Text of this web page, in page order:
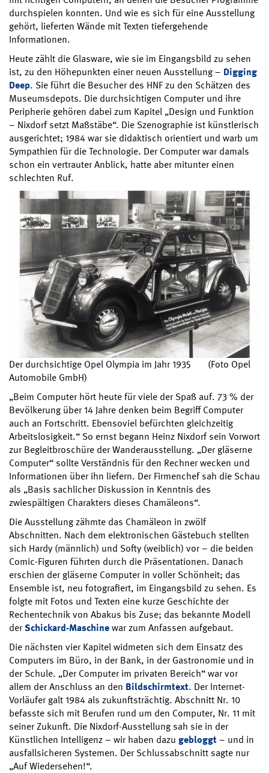
durchspielen konnten. Und wie es sich für eine Ausstellung
gehört, lieferten Wände mit Texten tiefergehende
Informationen.
Heute zählt die Glasware, wie sie im Eingangsbild zu sehen
ist, zu den Höhepunkten einer neuen Ausstellung – Digging
Deep. Sie führt die Besucher des HNF zu den Schätzen des
Museumsdepots. Die durchsichtigen Computer und ihre
Peripherie gehören dabei zum Kapitel „Design und Funktion
– Nixdorf setzt Maßstäbe“. Die Szenographie ist künstlerisch
ausgerichtet; 1984 war sie didaktisch orientiert und warb um
Sympathien für die Technologie. Der Computer war damals
schon ein vertrauter Anblick, hatte aber mitunter einen
schlechten Ruf.
Der durchsichtige Opel Olympia im Jahr 1935 (Foto Opel
Automobile GmbH)
„Beim Computer hört heute für viele der Spaß auf. 73 % der
Bevölkerung über 14 Jahre denken beim Begriff Computer
auch an Fortschritt. Ebensoviel befürchten gleichzeitig
Arbeitslosigkeit.“ So ernst begann Heinz Nixdorf sein Vorwort
zur Begleitbroschüre der Wanderausstellung. „Der gläserne
Computer“ sollte Verständnis für den Rechner wecken und
Informationen über ihn liefern. Der Firmenchef sah die Schau
als „Basis sachlicher Diskussion in Kenntnis des
zwiespältigen Charakters dieses Chamäleons“.
Die Ausstellung zähmte das Chamäleon in zwölf
Abschnitten. Nach dem elektronischen Gästebuch stellten
sich Hardy (männlich) und Softy (weiblich) vor – die beiden
Comic-Figuren führten durch die Präsentationen. Danach
erschien der gläserne Computer in voller Schönheit; das
Ensemble ist, neu fotografiert, im Eingangsbild zu sehen. Es
folgte mit Fotos und Texten eine kurze Geschichte der
Rechentechnik von Abakus bis Zuse; das bekannte Modell
derSchickard-Maschinewar zum Anfassen aufgebaut.
Die nächsten vier Kapitel widmeten sich dem Einsatz des
Computers im Büro, in der Bank, in der Gastronomie und in
der Schule. „Der Computer im privaten Bereich“ war vor
allem der Anschluss an den Bildschirmtext. Der Internet-
Vorläufer galt 1984 als zukunftsträchtig. Abschnitt Nr. 10
befasste sich mit Berufen rund um den Computer, Nr. 11 mit
seiner Zukunft. Die Nixdorf-Ausstellung sah sie in der
Künstlichen Intelligenz – wir haben dazu gebloggt– und in
ausfallsicheren Systemen. Der Schlussabschnitt sagte nur
„Auf Wiedersehen!“.